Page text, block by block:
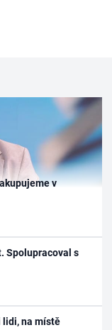
v
Spolupracoval s
lidi, na místě